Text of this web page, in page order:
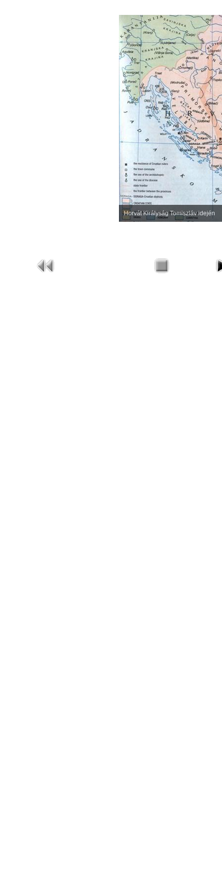
Horvát Királyság Tomiszláv idején